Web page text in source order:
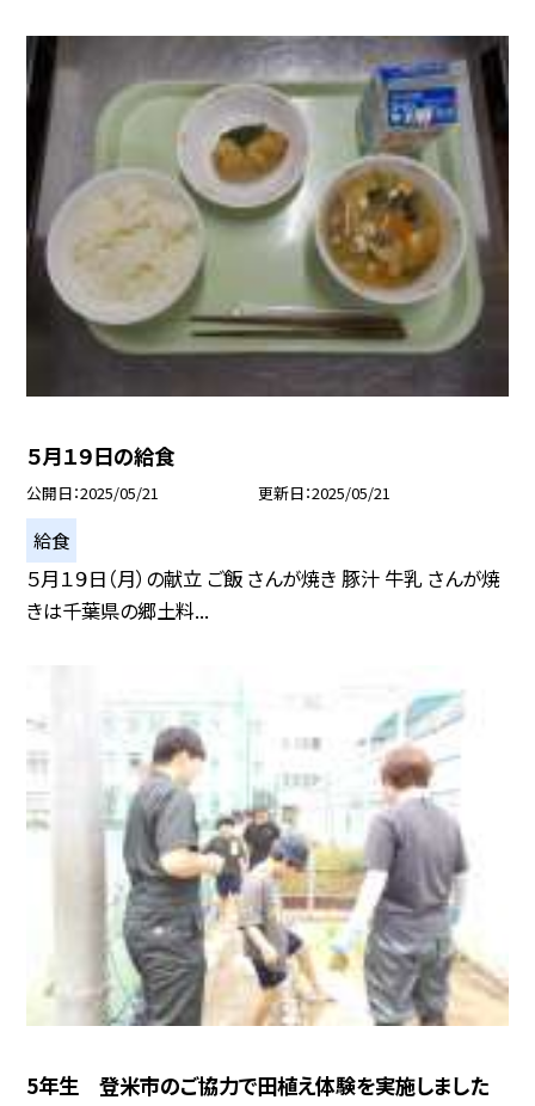
５月１９日の給食
公開日 2025/05/21 更新日 2025/05/21
給食
５月１９日（月）の献立 ご飯 さんが焼き 豚汁 牛乳 さんが焼
きは千葉県の郷土料...
5年生 登米市のご協力で田植え体験を実施しました